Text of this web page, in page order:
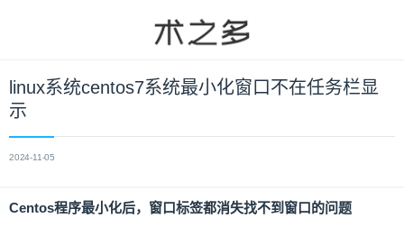
linux系统centos7系统最小化窗口不在任务栏显
示
2024-11-05
Centos程序最小化后，窗口标签都消失找不到窗口的问题